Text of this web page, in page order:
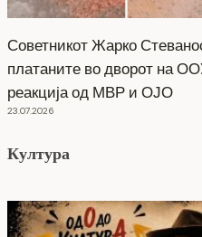
Советникот Жарко
платаните во дворот на
реакција од МВР и ОЈО
23.07.2026
Култура